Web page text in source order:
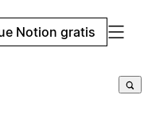
Notion gratis